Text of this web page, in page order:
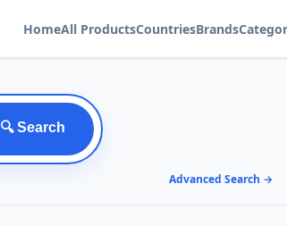
HomeAll ProductsCountriesBrands
🔍 Search
Advanced Search →